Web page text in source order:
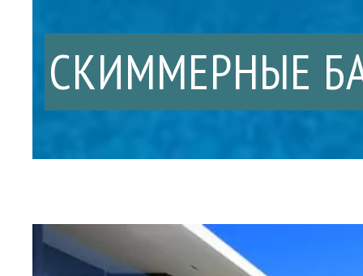
СКИММЕРНЫЕ